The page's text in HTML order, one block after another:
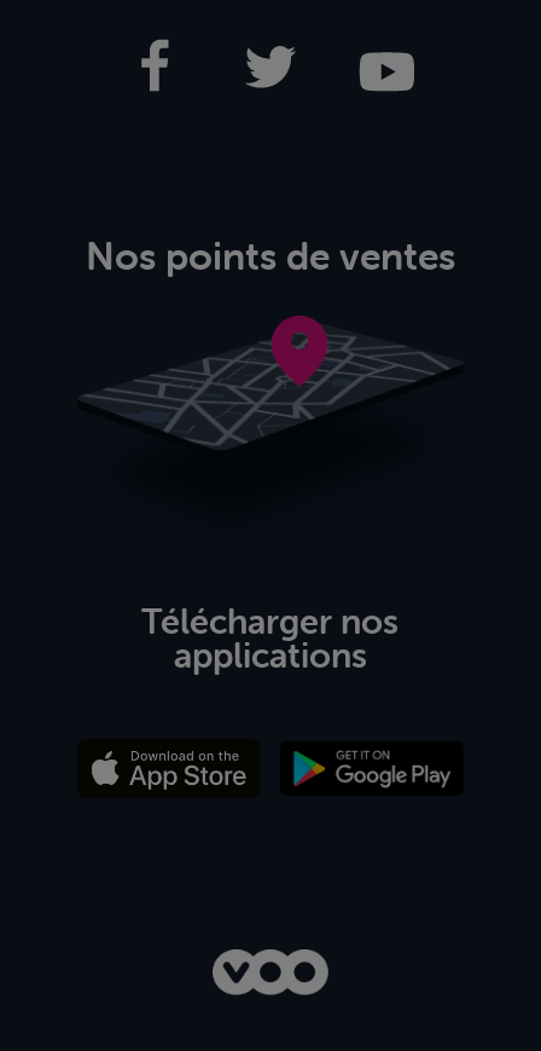
Nos points de ventes
Télécharger nos
applications